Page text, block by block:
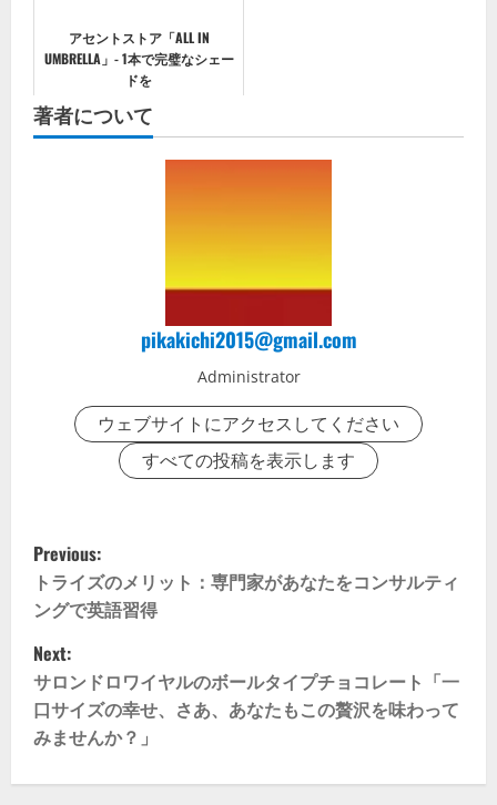
アセントストア「ALL IN
UMBRELLA」- 1本で完璧なシェー
ドを
著者について
pikakichi2015@gmail.com
Administrator
ウェブサイトにアクセスしてください
すべての投稿を表示します
P
o
s
t
n
a
Previous:
トライズのメリット：専門家があなたをコンサルティ
ングで英語習得
Next:
サロンドロワイヤルのボールタイプチョコレート「一
口サイズの幸せ、さあ、あなたもこの贅沢を味わって
みませんか？」